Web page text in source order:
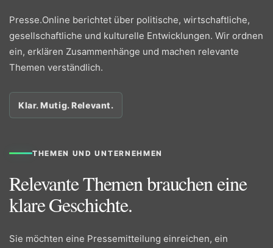
Presse.Online berichtet über politische, wirtschaftliche,
gesellschaftliche und kulturelle Entwicklungen. Wir ordnen
ein, erklären Zusammenhänge und machen relevante
Themen verständlich.
Klar. Mutig. Relevant.
THEMEN UND UNTERNEHMEN
Relevante Themen brauchen eine
klare Geschichte.
Sie möchten eine Pressemitteilung einreichen, ein